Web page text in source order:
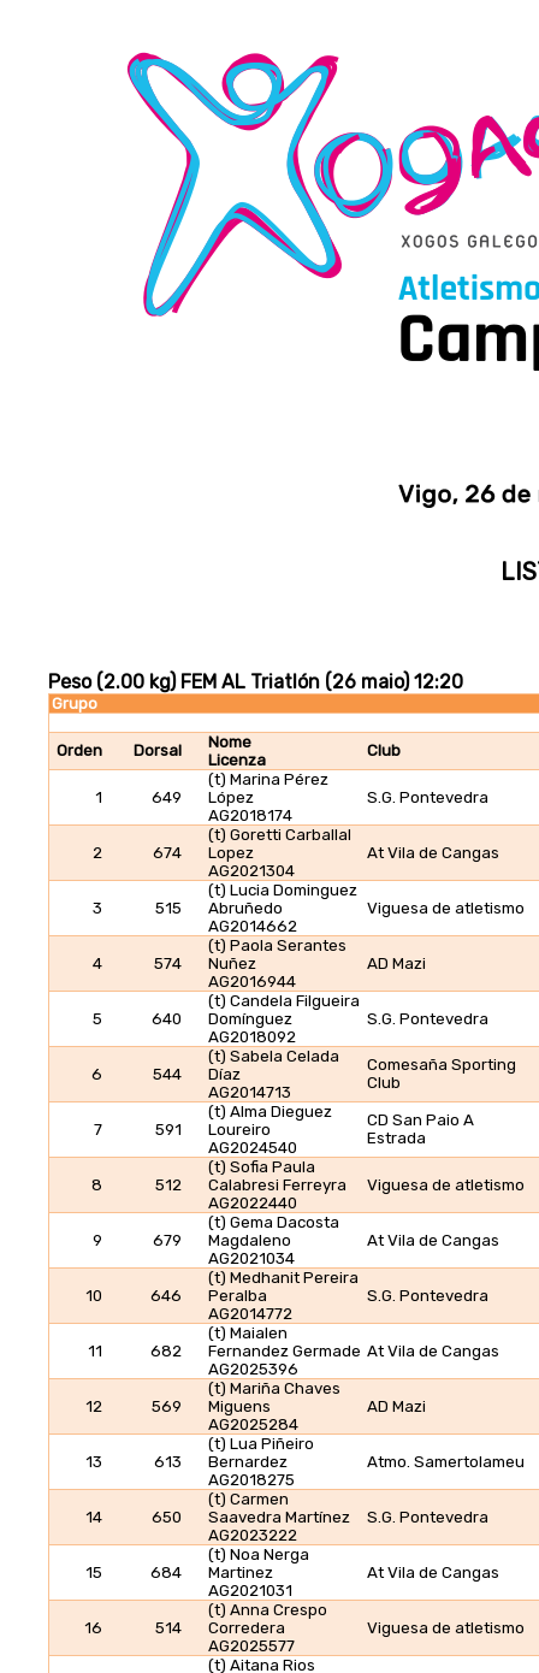
Grupo
Orden Dorsal
Nome
Licenza
Club
1 649
(t) Marina Pérez
López
AG2018174
S.G. Pontevedra
2 674
(t) Goretti Carballal
Lopez
AG2021304
At Vila de Cangas
3 515
(t) Lucia Dominguez
Abruñedo
AG2014662
Viguesa de atletismo
4 574
(t) Paola Serantes
Nuñez
AG2016944
AD Mazi
5 640
(t) Candela Filgueira
Domínguez
AG2018092
S.G. Pontevedra
6 544
(t) Sabela Celada
Díaz
AG2014713
Comesaña Sporting
Club
7 591
(t) Alma Dieguez
Loureiro
AG2024540
CD San Paio A
Estrada
8 512
(t) Sofia Paula
Calabresi Ferreyra
AG2022440
Viguesa de atletismo
9 679
(t) Gema Dacosta
Magdaleno
AG2021034
At Vila de Cangas
10 646
(t) Medhanit Pereira
Peralba
AG2014772
S.G. Pontevedra
11 682
(t) Maialen
Fernandez Germade
AG2025396
At Vila de Cangas
12 569
(t) Mariña Chaves
Miguens
AG2025284
AD Mazi
13 613
(t) Lua Piñeiro
Bernardez
AG2018275
Atmo. Samertolameu
14 650
(t) Carmen
Saavedra Martínez
AG2023222
S.G. Pontevedra
15 684
(t) Noa Nerga
Martinez
AG2021031
At Vila de Cangas
16 514
(t) Anna Crespo
Corredera
AG2025577
Viguesa de atletismo
(t) Aitana Rios
Peso (2.00 kg) FEM AL Triatlón (26 maio) 12:20